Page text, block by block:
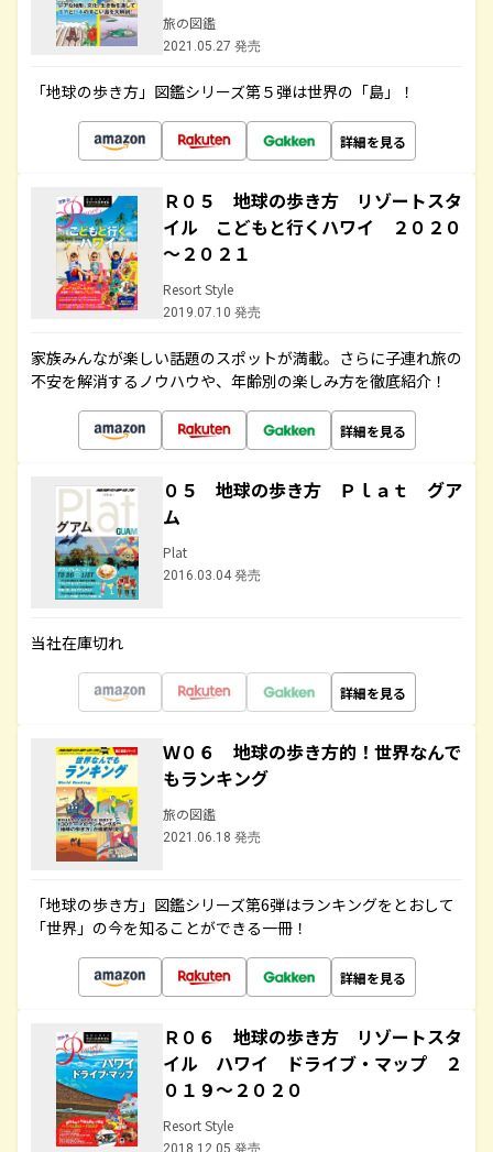
旅の図鑑
2021.05.27 発売
「地球の歩き方」図鑑シリーズ第５弾は世界の「島」！
詳細を見る
Ｒ０５ 地球の歩き方 リゾートスタ
イル こどもと行くハワイ ２０２０
～２０２１
Resort Style
2019.07.10 発売
家族みんなが楽しい話題のスポットが満載。さらに子連れ旅の
不安を解消するノウハウや、年齢別の楽しみ方を徹底紹介！
詳細を見る
０５ 地球の歩き方 Ｐｌａｔ グア
ム
Plat
2016.03.04 発売
当社在庫切れ
詳細を見る
Ｗ０６ 地球の歩き方的！世界なんで
もランキング
旅の図鑑
2021.06.18 発売
「地球の歩き方」図鑑シリーズ第6弾はランキングをとおして
「世界」の今を知ることができる一冊！
詳細を見る
Ｒ０６ 地球の歩き方 リゾートスタ
イル ハワイ ドライブ・マップ ２
０１９～２０２０
Resort Style
2018.12.05 発売